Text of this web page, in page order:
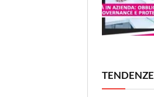
TENDENZE